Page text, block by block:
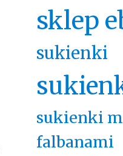
sklep
sukienki
sukienki
falbanami